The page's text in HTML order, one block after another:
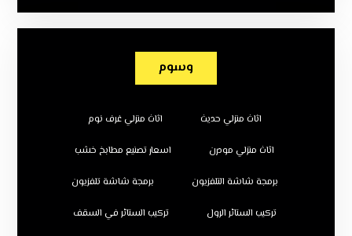
وسوم
اثاث منزلي حديث اثاث منزلي غرف نوم
اثاث منزلي مودرن اسعار تصنيع مطابخ خشب
برمجة شاشة التلفزيون برمجة شاشة تلفزيون
تركيب الستائر الرول تركيب الستائر في السقف